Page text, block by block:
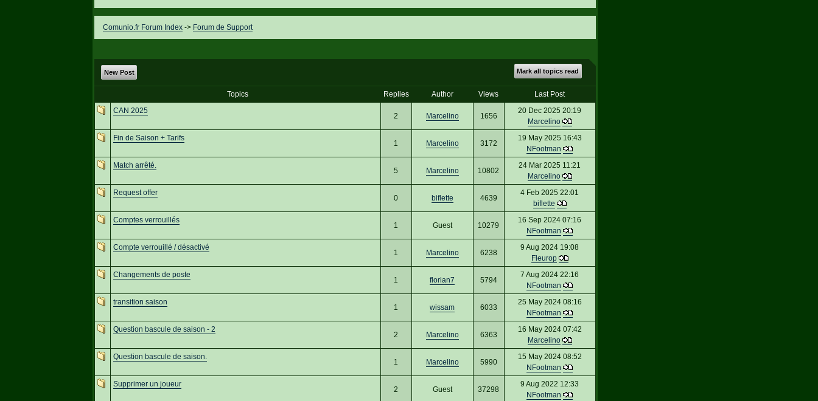
Comunio.fr Forum Index-> Forum de Support
Mark all topics read
New Post
Topics Replies Author Views
Last Post
CAN 2025
2 Marcelino 1656
20 Dec 2025 20:19
Marcelino
Fin de Saison + Tarifs
1 Marcelino 3172
19 May 2025 16:43
NFootman
Match arrêté.
5 Marcelino 10802
24 Mar 2025 11:21
Marcelino
Request offer
0 biflette 4639
4 Feb 2025 22:01
biflette
Comptes verrouillés
1 Guest 10279
16 Sep 2024 07:16
NFootman
Compte verrouillé / désactivé
1 Marcelino 6238
9 Aug 2024 19:08
Fleurop
Changements de poste
1 florian7 5794
7 Aug 2024 22:16
NFootman
transition saison
1 wissam 6033
25 May 2024 08:16
NFootman
Question bascule de saison - 2
2 Marcelino 6363
16 May 2024 07:42
Marcelino
Question bascule de saison.
1 Marcelino 5990
15 May 2024 08:52
NFootman
Supprimer un joueur
2 Guest 37298
9 Aug 2022 12:33
NFootman